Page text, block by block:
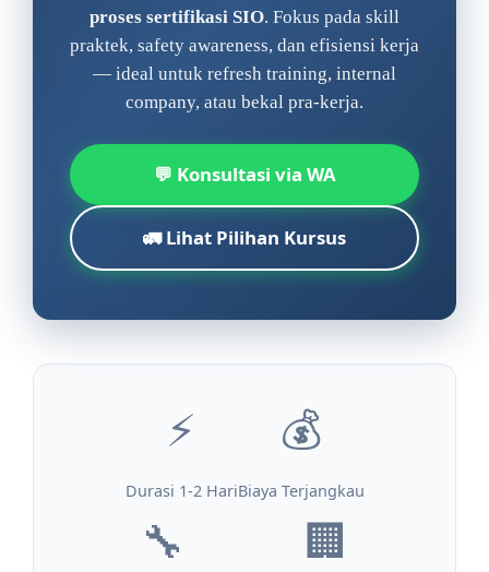
proses sertifikasi SIO. Fokus pada skill
praktek, safety awareness, dan efisiensi kerja
— ideal untuk refresh training, internal
company, atau bekal pra-kerja.
💬 Konsultasi via WA
🚛 Lihat Pilihan Kursus
⚡
Durasi 1-2 Hari
💰
Biaya Terjangkau
🔧 🏢